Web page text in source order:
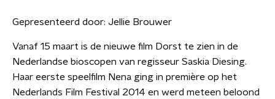
Gepresenteerd door: Jellie Brouwer
Vanaf 15 maart is de nieuwe film Dorst te zien in de
Nederlandse bioscopen van regisseur Saskia Diesing.
Haar eerste speelfilm Nena ging in première op het
Nederlands Film Festival 2014 en werd meteen beloond